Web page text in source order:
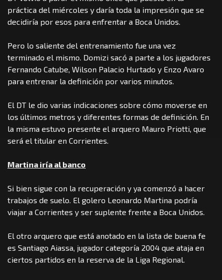
práctica del miércoles y daría toda la impresión que se
decidiría por esos para enfrentar a Boca Unidos.
Pero lo saliente del entrenamiento fue una vez
terminado el mismo. Domizi sacó a parte a los jugadores
Fernando Catube, Wilson Palacio Hurtado y Enzo Avaro
para entrenar la definición por varios minutos.
El DT le dio varias indicaciones sobre cómo moverse en
los últimos metros y diferentes formas de definición. En
la misma estuvo presente el arquero Mauro Priotti, que
será el titular en Corrientes.
Martina iría al banco
Si bien sigue con la recuperación y ya comenzó a hacer
trabajos de suelo. El golero Leonardo Martina podría
viajar a Corrientes y ser suplente frente a Boca Unidos.
El otro arquero que está anotado en la lista de buena fe
es Santiago Aiassa, jugador categoría 2004 que ataja en
ciertos partidos en la reserva de la Liga Regional.